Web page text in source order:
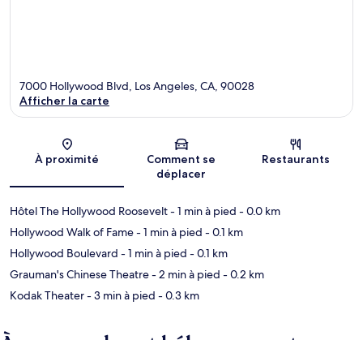
Carte
7000 Hollywood Blvd, Los Angeles, CA, 90028
Afficher la carte
À proximité
Comment se
déplacer
Restaurants
Hôtel The Hollywood Roosevelt- 1 min à pied - 0.0 km
Hollywood Walk of Fame- 1 min à pied - 0.1 km
Hollywood Boulevard - 1 min à pied - 0.1 km
Grauman's Chinese Theatre- 2 min à pied - 0.2 km
Kodak Theater- 3 min à pied - 0.3 km